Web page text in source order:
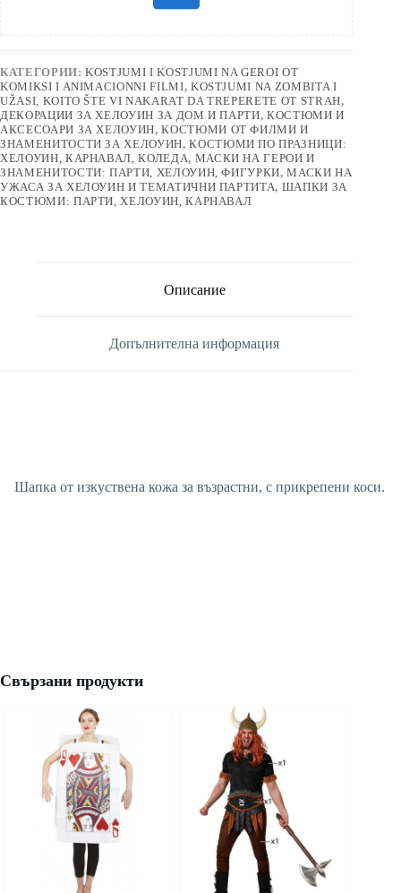
КАТЕГОРИИ:KOSTJUMI I KOSTJUMI NA GEROI OT
KOMIKSI I ANIMACIONNI FILMI, KOSTJUMI NA ZOMBITA I
UŽASI, KOITO ŠTE VI NAKARAT DA TREPERETE OT STRAH,
ДЕКОРАЦИИ ЗА ХЕЛОУИН ЗА ДОМ И ПАРТИ,КОСТЮМИ И
АКСЕСОАРИ ЗА ХЕЛОУИН,КОСТЮМИ ОТ ФИЛМИ И
ЗНАМЕНИТОСТИ ЗА ХЕЛОУИН,КОСТЮМИ ПО ПРАЗНИЦИ:
ХЕЛОУИН, КАРНАВАЛ, КОЛЕДА, МАСКИ НА ГЕРОИ И
ЗНАМЕНИТОСТИ: ПАРТИ, ХЕЛОУИН, ФИГУРКИ,МАСКИ НА
УЖАСА ЗА ХЕЛОУИН И ТЕМАТИЧНИ ПАРТИТА, ШАПКИ ЗА
КОСТЮМИ: ПАРТИ, ХЕЛОУИН, КАРНАВАЛ
Описание
Допълнителна информация
Шапка от изкуствена кожа за възрастни, с прикрепени коси.
Свързани продукти